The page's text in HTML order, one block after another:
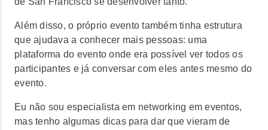
Além disso, o próprio evento também tinha estrutura
que ajudava a conhecer mais pessoas: uma
plataforma do evento onde era possível ver todos os
participantes e já conversar com eles antes mesmo do
evento.
Eu não sou especialista em networking em eventos,
mas tenho algumas dicas para dar que vieram de